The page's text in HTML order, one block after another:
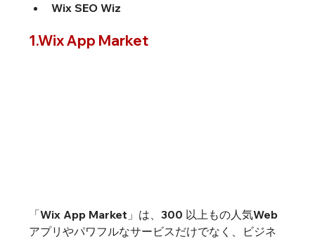
Wix SEO Wiz
1.Wix App Market
「Wix App Market」は、300 以上もの人気Web
アプリやパワフルなサービスだけでなく、ビジネ